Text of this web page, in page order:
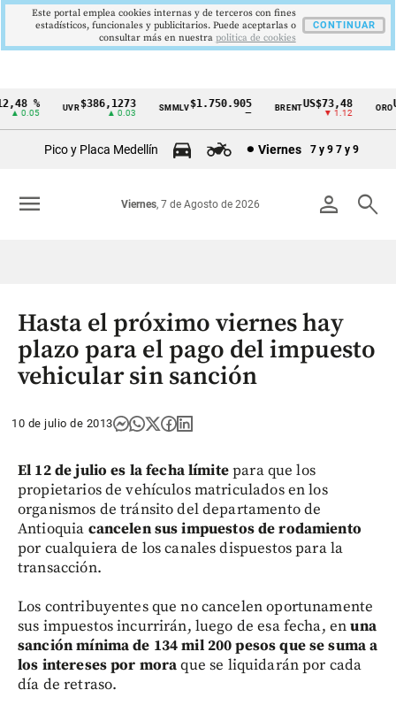
Cintillo
Colombia
%
▲ 0.05
UVR$386,1273
▲ 0.03
SMMLV$1.750.905 BRENTUS$73,48
▼ 1.12
ORO
Pico y Placa Medellín Viernes 7 y 9 7 y 9
person search
Viernes, 7 de Agosto de 2026
menu
Hasta el próximo viernes hay
plazo para el pago del impuesto
vehicular sin sanción
10 de julio de 2013
El 12 de julio es la fecha límitepara que los
propietarios de vehículos matriculados en los
organismos de tránsito del departamento de
Antioquia cancelen sus impuestos de rodamiento
por cualquiera de los canales dispuestos para la
transacción.
Los contribuyentes que no cancelen oportunamente
sus impuestos incurrirán, luego de esa fecha, enuna
sanción mínima de 134 mil 200 pesos que se suma a
los intereses por moraque se liquidarán por cada
día de retraso.
Este portal emplea cookies internas y de terceros con fines
estadísticos, funcionales y publicitarios. Puede aceptarlas o
consultar más en nuestra politica de cookies
CONTINUAR